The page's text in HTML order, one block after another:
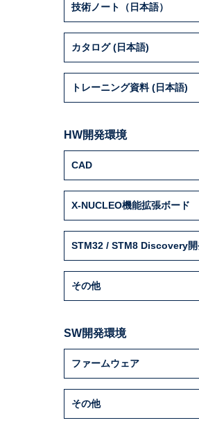
技術ノート（日本語）
カタログ (日本語)
トレーニング資料 (日本語)
HW開発環境
CAD
X-NUCLEO機能拡張ボード
STM32 / STM8 Discovery開
その他
SW開発環境
ファームウェア
その他